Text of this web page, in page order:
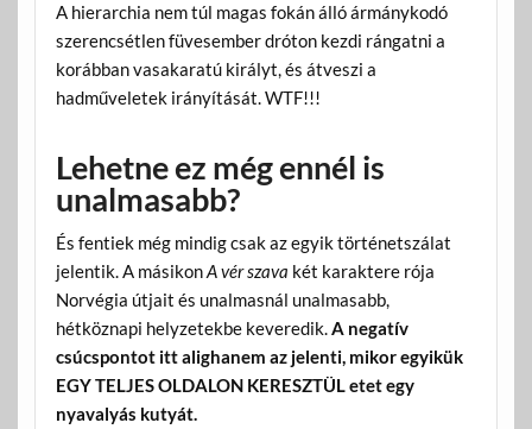
A hierarchia nem túl magas fokán álló ármánykodó
szerencsétlen füvesember dróton kezdi rángatni a
korábban vasakaratú királyt, és átveszi a
hadműveletek irányítását. WTF!!!
Lehetne ez még ennél is
unalmasabb?
És fentiek még mindig csak az egyik történetszálat
jelentik. A másikonA vér szava két karaktere rója
Norvégia útjait és unalmasnál unalmasabb,
hétköznapi helyzetekbe keveredik.A negatív
csúcspontot itt alighanem az jelenti, mikor egyikük
EGY TELJES OLDALON KERESZTÜL etet egy
nyavalyás kutyát.